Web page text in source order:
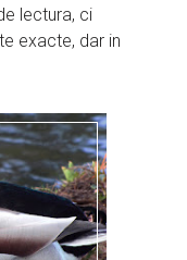
lectura, ci
exacte, dar in